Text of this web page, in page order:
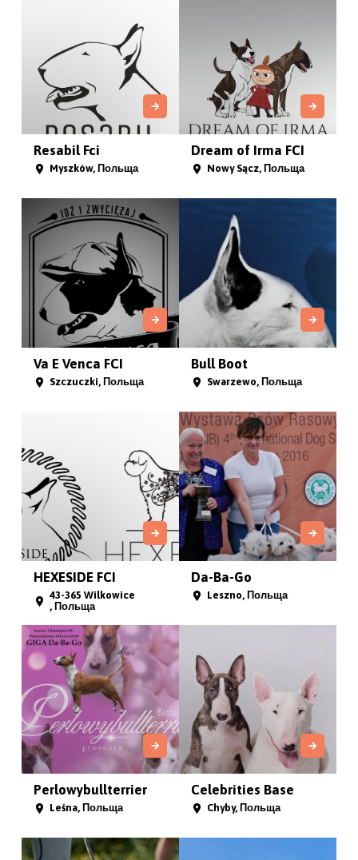
Resabil Fci
Myszków, Польща
Dream of Irma FCI
Nowy Sącz, Польща
Va E Venca FCI
Szczuczki, Польща
Bull Boot
Swarzewo, Польща
HEXESIDE FCI
43-365 Wilkowice
, Польща
Da-Ba-Go
Leszno, Польща
Perlowybullterrier
Leśna, Польща
Celebrities Base
Chyby, Польща